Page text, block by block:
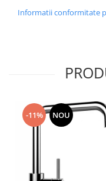
Informatii conformitate
-11% NOU